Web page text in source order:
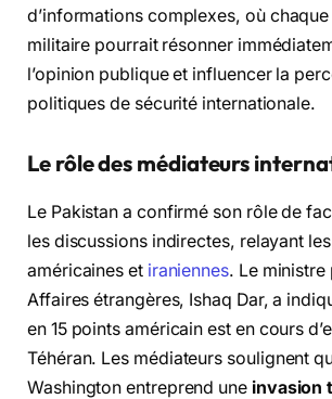
d’informations complexes, où
militaire pourrait résonner
l’opinion publique et influencer la
politiques de sécurité internationale.
Le rôle des médiateurs
Le Pakistan a confirmé son rôle de
les discussions indirectes, relayant
américaines et iraniennes. Le ministre
Affaires étrangères, Ishaq Dar, a
en 15 points américain est en cours
Téhéran. Les médiateurs soulignent
Washington entreprend une invasion